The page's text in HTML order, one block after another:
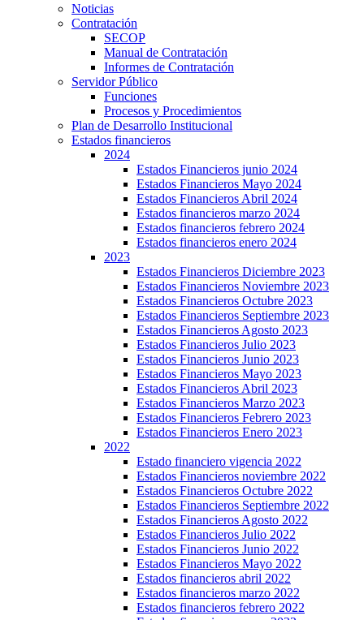
Noticias
Contratación
SECOP
Manual de Contratación
Informes de Contratación
Servidor Público
Funciones
Procesos y Procedimientos
Plan de Desarrollo Institucional
Estados financieros
2024
Estados Financieros junio 2024
Estados Financieros Mayo 2024
Estados Financieros Abril 2024
Estados financieros marzo 2024
Estados financieros febrero 2024
Estados financieros enero 2024
2023
Estados Financieros Diciembre 2023
Estados Financieros Noviembre 2023
Estados Financieros Octubre 2023
Estados Financieros Septiembre 2023
Estados Financieros Agosto 2023
Estados Financieros Julio 2023
Estados Financieros Junio 2023
Estados Financieros Mayo 2023
Estados Financieros Abril 2023
Estados Financieros Marzo 2023
Estados Financieros Febrero 2023
Estados Financieros Enero 2023
2022
Estado financiero vigencia 2022
Estados Financieros noviembre 2022
Estados Financieros Octubre 2022
Estados Financieros Septiembre 2022
Estados Financieros Agosto 2022
Estados Financieros Julio 2022
Estados Financieros Junio 2022
Estados Financieros Mayo 2022
Estados financieros abril 2022
Estados financieros marzo 2022
Estados financieros febrero 2022